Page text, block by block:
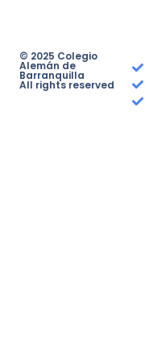
© 2025 Colegio
Alemán de
Barranquilla
All rights reserved